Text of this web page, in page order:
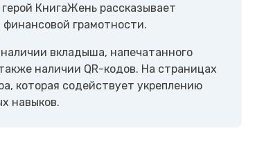
КнигаЖень рассказывает
грамотности.
вкладыша, напечатанного
наличии QR-кодов. На страницах
которая содействует укреплению
навыков.